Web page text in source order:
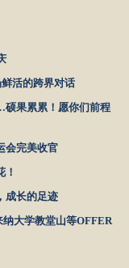
活的跨界对话
果累累！愿你们前程
会完美收官
成长的足迹
大学教堂山等OFFER